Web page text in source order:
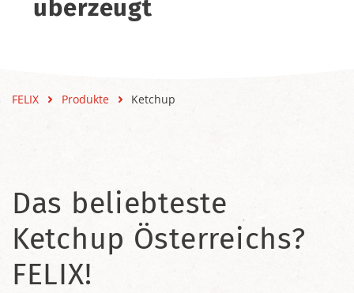
überzeugt
FELIX Produkte Ketchup
Das beliebteste
Ketchup Österreichs?
FELIX!